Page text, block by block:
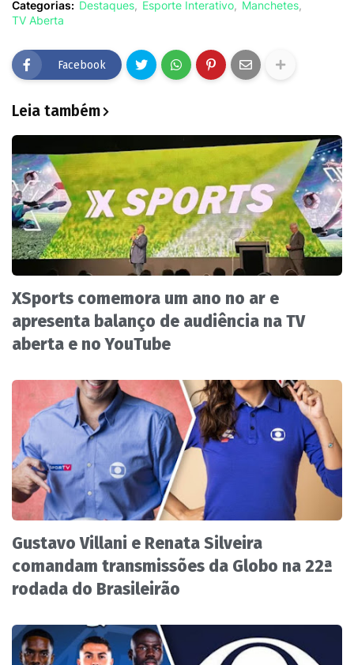
Categorias: Destaques Esporte Interativo
Manchetes
TV Aberta
Facebook
Leia também
XSports comemora um ano no ar e
apresenta balanço de audiência na TV
aberta e no YouTube
Gustavo Villani e Renata Silveira
comandam transmissões da Globo na 22ª
rodada do Brasileirão